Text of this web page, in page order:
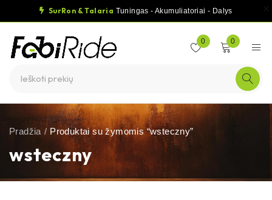
SurRon & Talaria Tuningas - Akumuliatoriai - Dalys
0 0
wsteczny
Pradžia / Produktai su žymomis “wsteczny”